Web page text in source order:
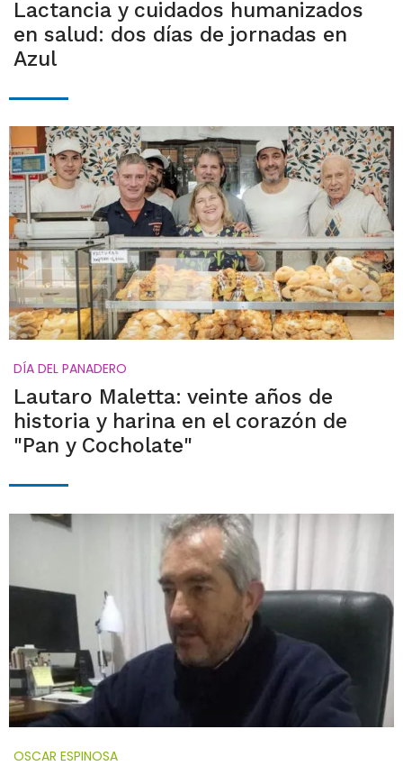
Lactancia y cuidados humanizados
en salud: dos días de jornadas en
Azul
DÍA DEL PANADERO
Lautaro Maletta: veinte años de
historia y harina en el corazón de
"Pan y Cocholate"
OSCAR ESPINOSA